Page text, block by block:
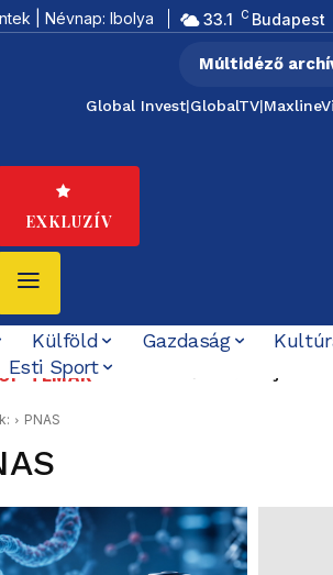
| Névnap: Ibolya 33.1 C Budapest
Múltidéző
Global Invest|GlobalTV|
EXKLUZÍV
Külföld Gazdaság
Esti Sport
TÉMÁK Tovább bővült az
PNAS